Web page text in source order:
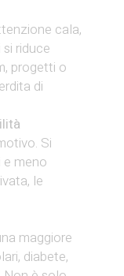
cala,
riduce
progetti o
di
Si
meno
le
maggiore
diabete,